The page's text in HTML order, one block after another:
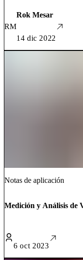
RM
Rok Mesar
14 dic 2022
Notas de aplicación
Medición y Análisis de
6 oct 2023